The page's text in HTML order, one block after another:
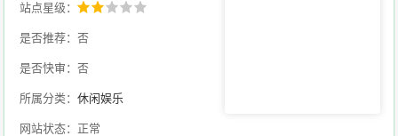
站点星级：
是否推荐：否
是否快审：否
所属分类： 休闲娱乐
网站状态：正常